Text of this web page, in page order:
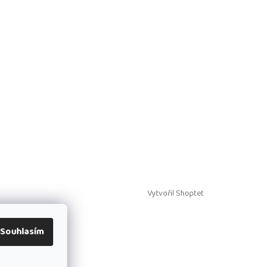
Souhlasím
Vytvořil Shoptet